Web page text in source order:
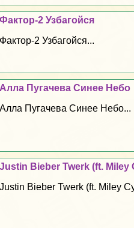
Фактор-2 Узбагойся
Фактор-2 Узбагойся...
Алла Пугачева Синее Небо
Алла Пугачева Синее Небо...
Justin Bieber Twerk (ft. Miley
Justin Bieber Twerk (ft. Miley